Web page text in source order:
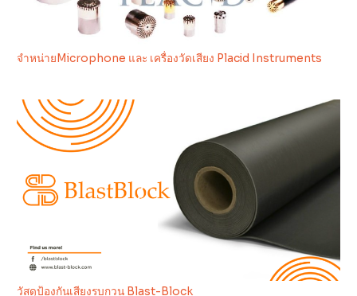
จำหน่ายMicrophone และ เครื่องวัดเสียง Placid Instruments
วัสดุป้องกันเสียงรบกวน Blast-Block